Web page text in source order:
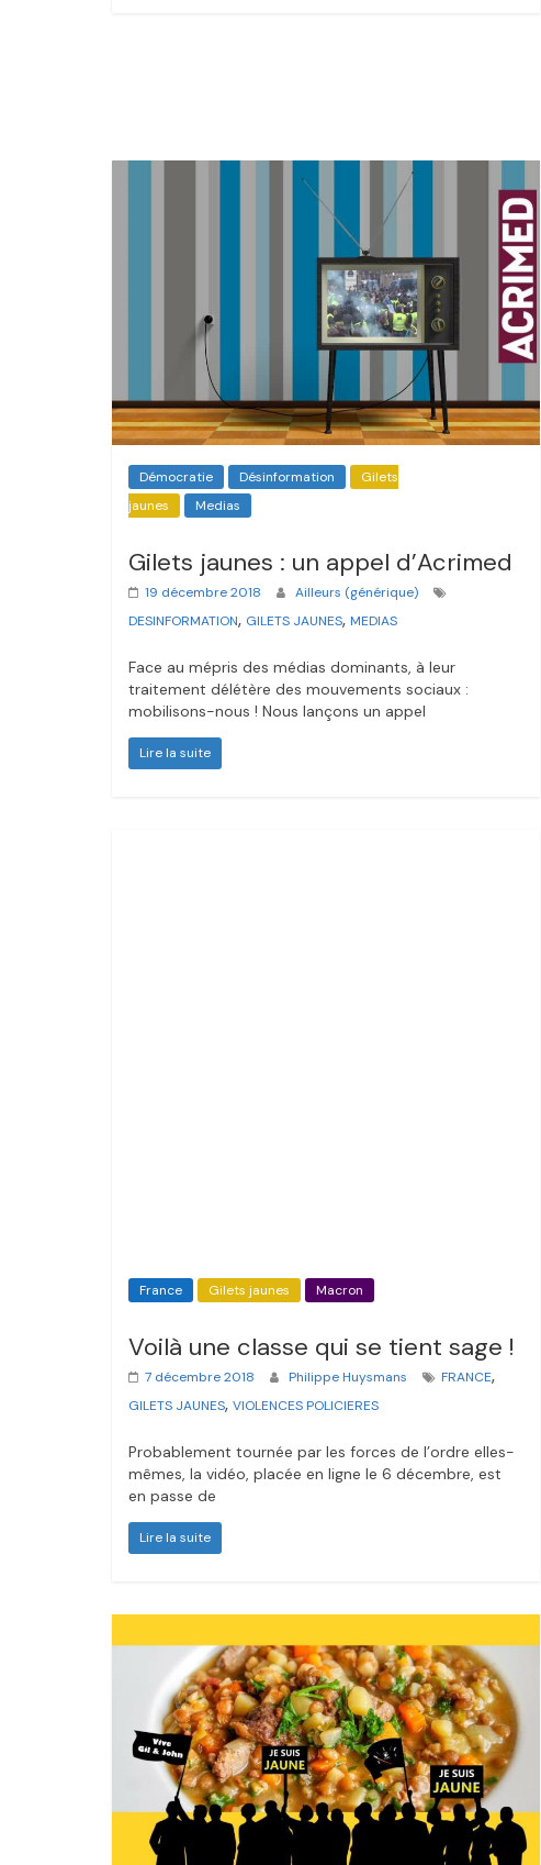
Démocratie Désinformation
Gilets
jaunes
Medias
Gilets jaunes : un appel d’Acrimed
19 décembre 2018
Ailleurs (générique)
DESINFORMATION, GILETS JAUNES, MEDIAS
Face au mépris des médias dominants, à leur
traitement délétère des mouvements sociaux :
mobilisons-nous ! Nous lançons un appel
Lire la suite
France Gilets jaunes Macron
Voilà une classe qui se tient sage !
7 décembre 2018 Philippe Huysmans FRANCE,
GILETS JAUNES, VIOLENCES POLICIERES
Probablement tournée par les forces de l’ordre elles-
mêmes, la vidéo, placée en ligne le 6 décembre, est
en passe de
Lire la suite